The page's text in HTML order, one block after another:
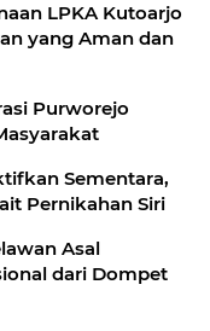
LPKA Kutoarjo
yang Aman dan
Purworejo
Sementara,
Pernikahan Siri
Asal
dari Dompet